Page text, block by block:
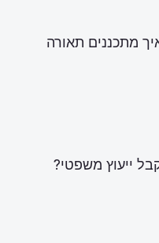
מתכננים תאורה
ייעוץ משפטי?